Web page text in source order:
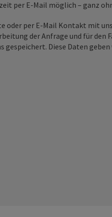
per E-Mail möglich – ganz
oder per E-Mail Kontakt mit
der Anfrage und für den
gespeichert. Diese Daten